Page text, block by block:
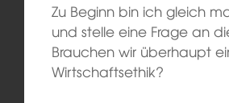
Zu Beginn bin ich gleich
und stelle eine Frage an
Brauchen wir überhaupt
Wirtschaftsethik?